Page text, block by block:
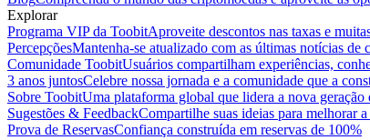
Explorar
Programa VIP da ToobitAproveite descontos nas taxas e
PercepçõesMantenha-se atualizado com as últimas notícias de
Comunidade ToobitUsuários compartilham experiências,
3 anos juntosCelebre nossa jornada e a comunidade que a
Sobre ToobitUma plataforma global que lidera a nova
Sugestões & FeedbackCompartilhe suas ideias para melhorar
Prova de ReservasConfiança construída em reservas de 100%